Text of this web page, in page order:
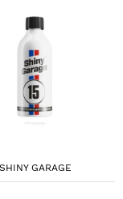
SHINY GARAGE